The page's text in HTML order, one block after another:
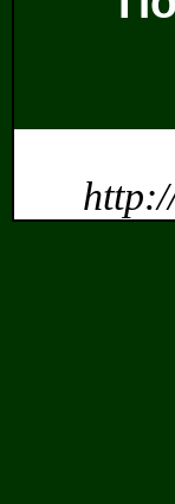
http://